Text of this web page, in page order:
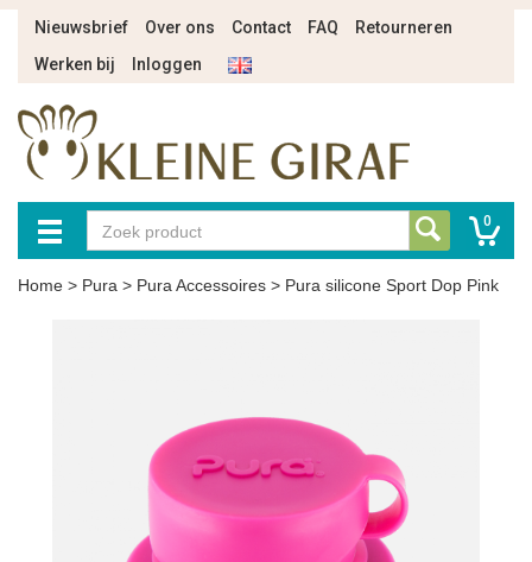
Nieuwsbrief Over ons Contact FAQ
Retourneren
Werken bij
Inloggen
0
Home > Pura > Pura Accessoires > Pura silicone Sport Dop Pink